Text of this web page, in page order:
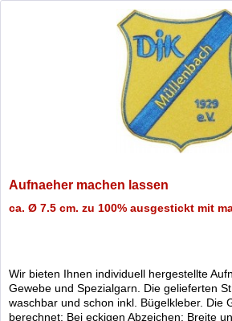
Aufnaeher machen lassen
ca. Ø 7.5 cm. zu 100% ausgestickt mit
Wir bieten Ihnen individuell hergestellte
Gewebe und Spezialgarn. Die gelieferten
waschbar und schon inkl. Bügelkleber. Die
berechnet: Bei eckigen Abzeichen: Breite